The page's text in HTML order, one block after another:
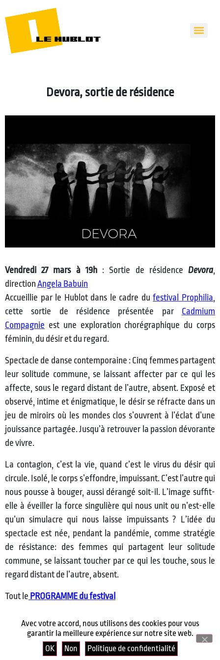
Devora, sortie de résidence
Vendredi 27 mars à 19h: Sortie de résidenceDevora
direction Angela Babuin
Accueillie par le Hublot dans le cadre dufestival Prophilia
cette sortie de résidence présentée par Cadmium
Compagnie est une exploration chorégraphique du corps
féminin, du désir et du regard.
Spectacle de danse contemporaine : Cinq femmes partagent
leur solitude commune, se laissant affecter par ce qui les
affecte, sous le regard distant de l’autre, absent. Exposé et
observé, intime et énigmatique, le désir se réfracte dans un
jeu de miroirs où les mondes clos s’ouvrent à l’éclat d’une
jouissance partagée. Jusqu’à retrouver la passion dévorante
de vivre.
La contagion, c’est la vie, quand c’est le virus du désir qui
circule. Isolé, le corps s’effondre, impuissant. C’est l’autre qui
nous pousse à bouger, aussi dérangé soit-il. L’image suffit-
elle à éveiller la force singulière qui nous unit ou n’est-elle
qu’un simulacre qui nous laisse impuissants ? L’idée du
spectacle est née, pendant la pandémie, comme stratégie
de résistance: des femmes qui partagent leur solitude
commune, se laissant toucher par ce qui les touche, sous le
regard distant de l’autre, absent.
Tout le PROGRAMME du festival
Avec votre accord, nous utilisons des cookies pour vous
garantir la meilleure expérience sur notre site web.
OK
Non Politique de confidentialité